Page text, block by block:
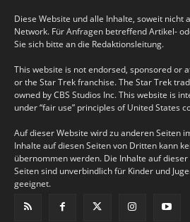
Diese Website und alle Inhalte, soweit nicht
Network. Für Anfragen betreffend Artikel-
Sie sich bitte an die Redaktionsleitung.
This website is not endorsed, sponsored or
or the Star Trek franchise. The Star Trek
owned by CBS Studios Inc. This website is
under “fair use” principles of United States
Auf dieser Website wird zu anderen Seiten
Inhalte auf diesen Seiten von Dritten kann
übernommen werden. Die Inhalte auf
Seiten sind unverbindlich für Kinder und
geeignet.